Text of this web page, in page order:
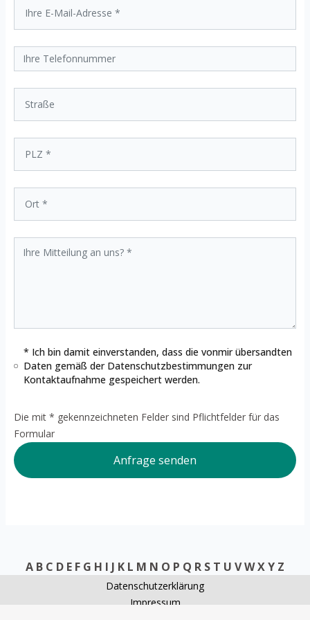
* Ich bin damit einverstanden, dass die vonmir übersandten
Daten gemäß der Datenschutzbestimmungen zur
Kontaktaufnahme gespeichert werden.
Die mit * gekennzeichneten Felder sind Pflichtfelder für das
Formular
Anfrage senden
A B C D E F G H I J K L M N O P Q R S T U VWXY Z
Datenschutzerklärung
Impressum